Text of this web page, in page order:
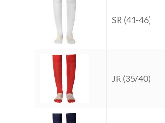
SR (41-46)
JR (35/40)